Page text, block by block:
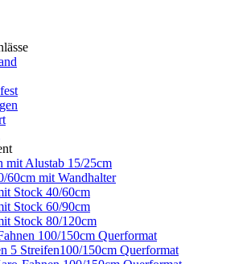
mit Alustab 15/25cm
60cm mit Wandhalter
Stock 40/60cm
Stock 60/90cm
Stock 80/120cm
100/150cm Querformat
5 Streifen100/150cm Querformat